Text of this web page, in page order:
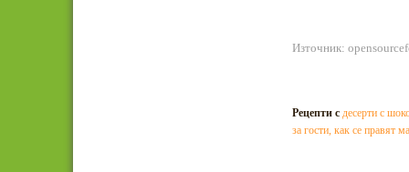
Източник:
Рецепти с десерти с
за гости, как се правят